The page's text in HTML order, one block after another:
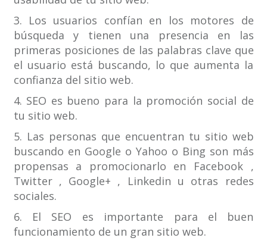
3. Los usuarios confían en los motores de
búsqueda y tienen una presencia en las
primeras posiciones de las palabras clave que
el usuario está buscando, lo que aumenta la
confianza del sitio web.
4. SEO es bueno para la promoción social de
tu sitio web.
5. Las personas que encuentran tu sitio web
buscando en Google o Yahoo o Bing son más
propensas a promocionarlo en Facebook ,
Twitter , Google+ , Linkedin u otras redes
sociales.
6. El SEO es importante para el buen
funcionamiento de un gran sitio web.